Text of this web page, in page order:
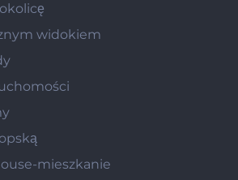
widokiem
mieszkanie